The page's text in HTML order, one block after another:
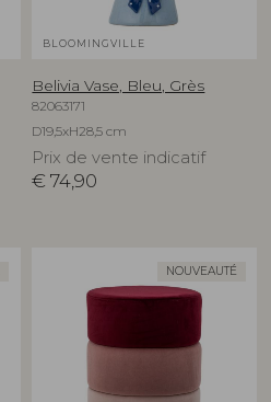
BLOOMINGVILLE
Belivia Vase, Bleu, Grès
82063171
D19,5xH28,5 cm
Prix de vente indicatif
€ 74,90
NOUVEAUTÉ